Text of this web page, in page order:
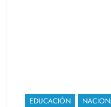
EDUCACIÓN